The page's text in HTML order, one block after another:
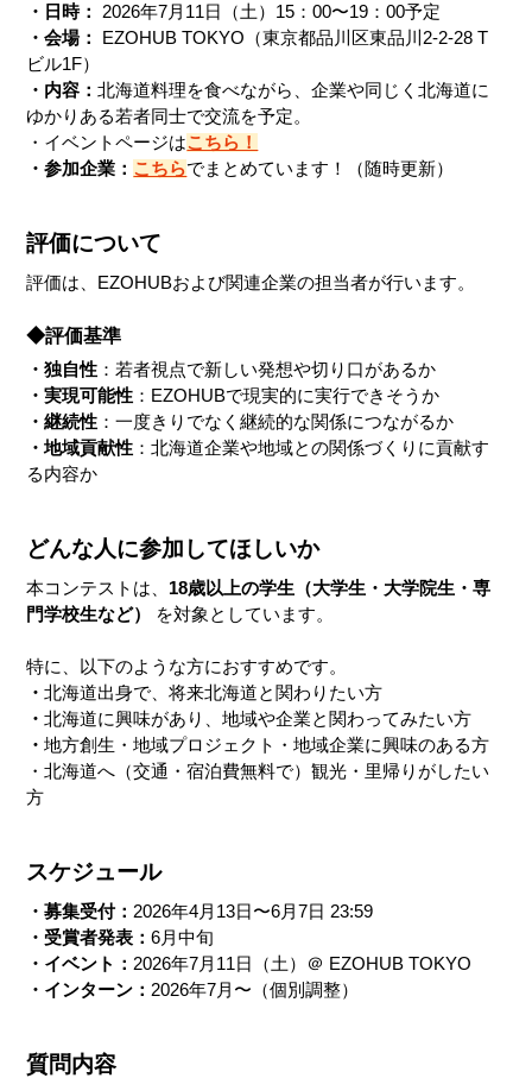
・日時：
2026年7月11日（土）15：00〜19：00予定
・会場：
EZOHUB TOKYO（東京都品川区東品川2-2-28 T
ビル1F）
・内容：北海道料理を食べながら、企業や同じく北海道に
ゆかりある若者同士で交流を予定。
・イベントページはこちら！
・参加企業： こちらでまとめています！（随時更新）
評価について
評価は、EZOHUBおよび関連企業の担当者が行います。
◆評価基準
・独自性 ：若者視点で新しい発想や切り口があるか
・実現可能性 ：EZOHUBで現実的に実行できそうか
・継続性 ：一度きりでなく継続的な関係につながるか
・地域貢献性 ：北海道企業や地域との関係づくりに貢献す
る内容か
どんな人に参加してほしいか
本コンテストは、 18歳以上の学生（大学生・大学院生・専
門学校生など）
を対象としています。
特に、以下のような方におすすめです。
・北海道出身で、将来北海道と関わりたい方
・北海道に興味があり、地域や企業と関わってみたい方
・地方創生・地域プロジェクト・地域企業に興味のある方
・北海道へ（交通・宿泊費無料で）観光・里帰りがしたい
方
スケジュール
・募集受付： 2026年4月13日〜6月7日 23:59
・受賞者発表：6月中旬
・イベント： 2026年7月11日（土）＠ EZOHUB TOKYO
・インターン： 2026年7月〜（個別調整）
質問内容